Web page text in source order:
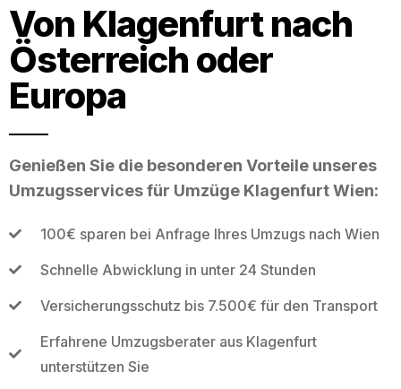
Von Klagenfurt nach
Österreich oder
Europa
Genießen Sie die besonderen Vorteile unseres
Umzugsservices für Umzüge Klagenfurt Wien:
100€ sparen bei Anfrage Ihres Umzugs nach Wien
Schnelle Abwicklung in unter 24 Stunden
Versicherungsschutz bis 7.500€ für den Transport
Erfahrene Umzugsberater aus Klagenfurt
unterstützen Sie